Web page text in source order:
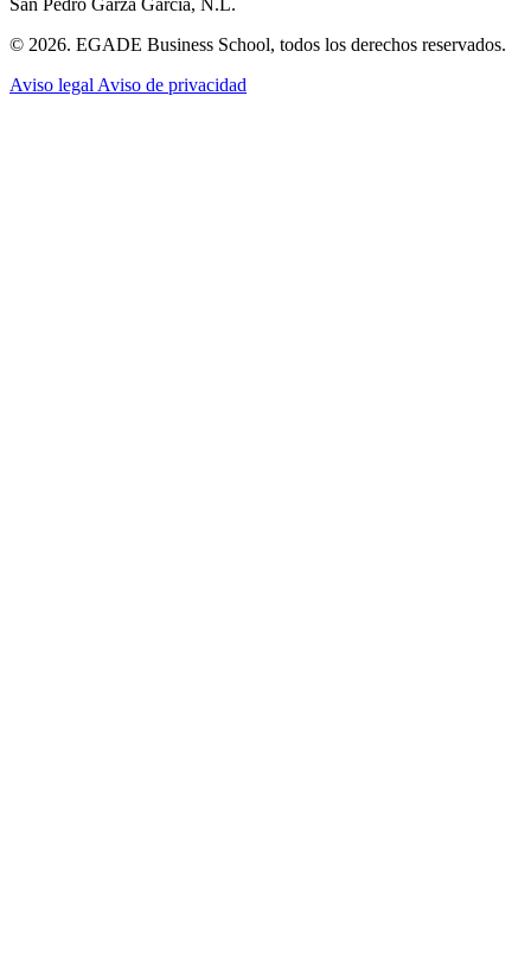
San Pedro Garza García, N.L.
© 2026. EGADE Business School, todos los derechos reservados.
Aviso legal Aviso de privacidad